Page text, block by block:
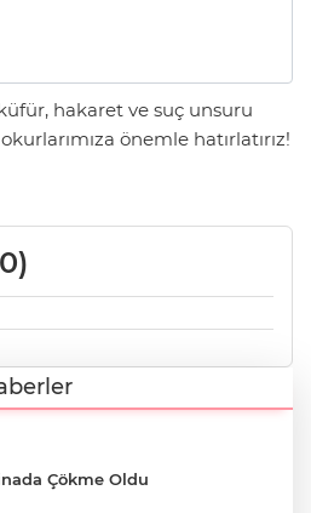
hakaret ve suç unsuru
önemle hatırlatırız!
0)
Çökme Oldu